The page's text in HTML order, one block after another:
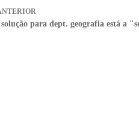
para dept. geografia está a